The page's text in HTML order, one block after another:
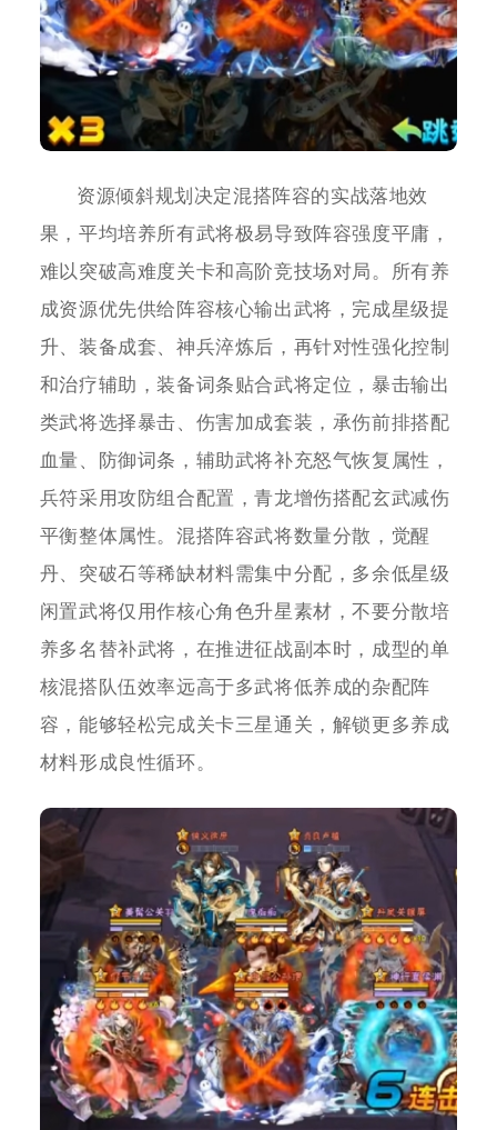
资源倾斜规划决定混搭阵容的实战落地效
果，平均培养所有武将极易导致阵容强度平庸，
难以突破高难度关卡和高阶竞技场对局。所有养
成资源优先供给阵容核心输出武将，完成星级提
升、装备成套、神兵淬炼后，再针对性强化控制
和治疗辅助，装备词条贴合武将定位，暴击输出
类武将选择暴击、伤害加成套装，承伤前排搭配
血量、防御词条，辅助武将补充怒气恢复属性，
兵符采用攻防组合配置，青龙增伤搭配玄武减伤
平衡整体属性。混搭阵容武将数量分散，觉醒
丹、突破石等稀缺材料需集中分配，多余低星级
闲置武将仅用作核心角色升星素材，不要分散培
养多名替补武将，在推进征战副本时，成型的单
核混搭队伍效率远高于多武将低养成的杂配阵
容，能够轻松完成关卡三星通关，解锁更多养成
材料形成良性循环。